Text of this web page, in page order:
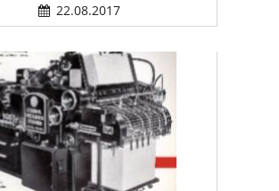
22.08.2017